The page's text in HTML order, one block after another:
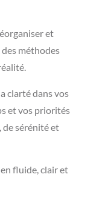
et
méthodes
clarté dans vos
et vos priorités
sérénité et
fluide, clair et